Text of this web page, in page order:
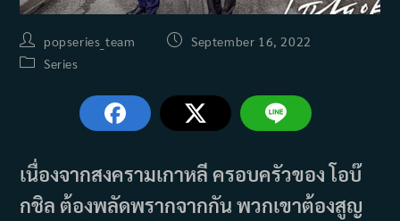
Post
author:
popseries_team
PostSeptember 16, 2022
PostSeries
เนื่องจากสงครามเกาหลี ครอบครัวของ โอบ๊
กชิล ต้องพลัดพรากจากกัน พวกเขาต้องสูญ